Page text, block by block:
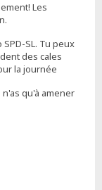
Les
SL. Tu peux
des cales
la journée
qu'à amener